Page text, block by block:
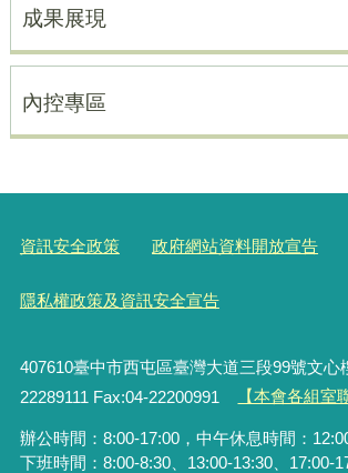
成果展現
內控專區
資訊安全政策 政府網站資料開放宣告
隱私權政策及資訊安全宣告
407610臺中市西屯區臺灣大道三段99號文心
22289111 Fax:04-22200991
【本會各組室
辦公時間：8:00-17:00，中午休息時間：
下班時間：8:00-8:30、13:00-13:30、17:00-